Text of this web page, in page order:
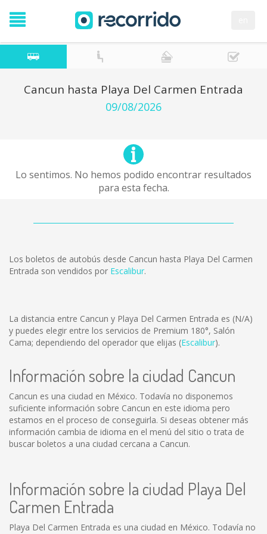
Cancun hasta Playa Del Carmen Entrada
09/08/2026
Lo sentimos. No hemos podido encontrar resultados
para esta fecha.
Los boletos de autobús desde Cancun hasta Playa Del Carmen
Entrada son vendidos por Escalibur.
La distancia entre Cancun y Playa Del Carmen Entrada es (N/A)
y puedes elegir entre los servicios de Premium 180°, Salón
Cama; dependiendo del operador que elijas (Escalibur).
Información sobre la ciudad Cancun
Cancun es una ciudad en México. Todavía no disponemos
suficiente información sobre Cancun en este idioma pero
estamos en el proceso de conseguirla. Si deseas obtener más
información cambia de idioma en el menú del sitio o trata de
buscar boletos a una ciudad cercana a Cancun.
Información sobre la ciudad Playa Del
Carmen Entrada
Playa Del Carmen Entrada es una ciudad en México. Todavía no